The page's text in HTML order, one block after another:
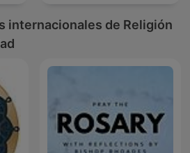
internacionales de Religión